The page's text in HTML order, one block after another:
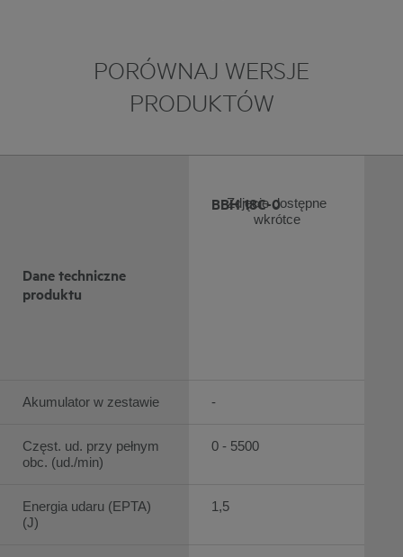
PORÓWNAJ WERSJE
PRODUKTÓW
Dane techniczne
produktu
Akumulator w zestawie
Częst. ud. przy pełnym
obc. (ud./min)
Energia udaru (EPTA)
(J)
Zdjęcie dostępne
wkrótce
BBH 18C-0
-
0 - 5500
1,5